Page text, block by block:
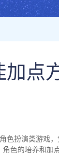
点
色扮演类游戏
色的培养和加